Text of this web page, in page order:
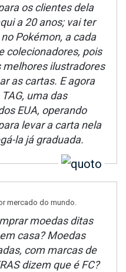
os clientes dela
a 20 anos; vai ter
Pokémon, a cada
colecionadores, pois
ilustradores
as cartas. E agora
uma das
EUA, operando
levar a carta nela
la já graduada.
mercado do mundo.
moedas ditas
casa? Moedas
com marcas de
dizem que é FC?